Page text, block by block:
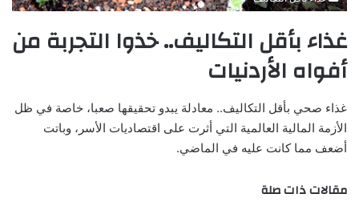
غذاء بأقل التكاليف.. خذوا التجربة من
أفواه الأردنيات
غذاء صحي بأقل التكاليف.. معادلة يبدو تحقيقها صعبا، خاصة في ظل
الأزمة المالية العالمية التي أثرت على اقتصاديات الأسر، وباتت
أضعف مما كانت عليه في الماضي.
مقالات ذات صلة